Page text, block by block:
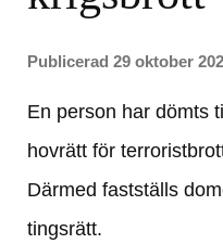
Publicerad 29 oktober
En person har dömts
hovrätt för
Därmed fastställs
tingsrätt.